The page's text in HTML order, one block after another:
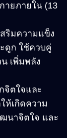
ายภายใน (13
ริมความแข็ง
ดูก ใช้ควบคู่
เพิ่มพลัง
จิตใจและ
ห้เกิดความ
นาจิตใจ และ